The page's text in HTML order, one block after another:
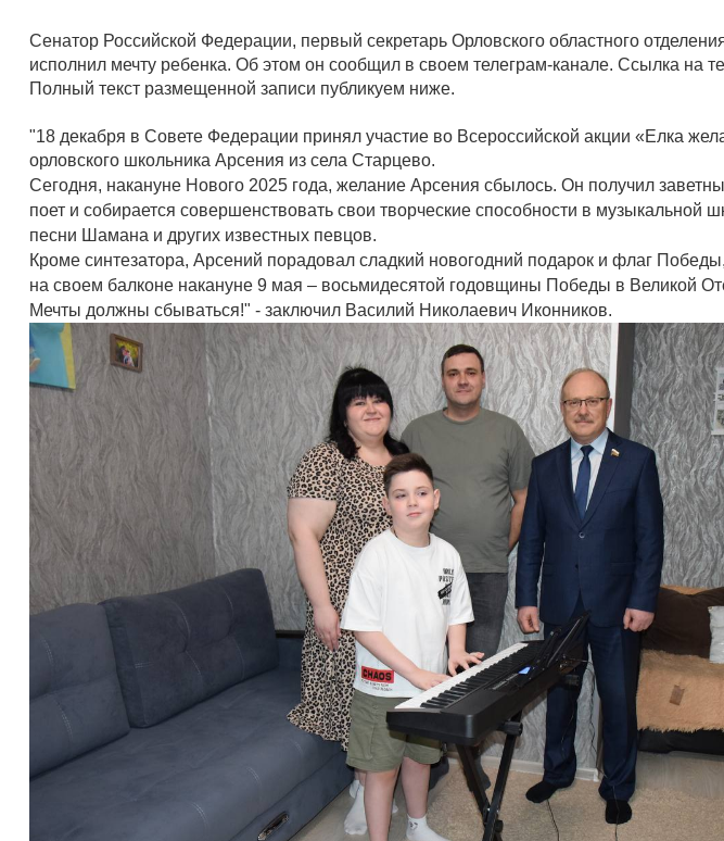
Сенатор Российской Федерации, первый секретарь Орловского областного
исполнил мечту ребенка. Об этом он сообщил в своем телеграм-канале. Ссылка на
Полный текст размещенной записи публикуем ниже.
"18 декабря в Совете Федерации принял участие во Всероссийской акции «Елка
орловского школьника Арсения из села Старцево.
Сегодня, накануне Нового 2025 года, желание Арсения сбылось. Он получил
поет и собирается совершенствовать свои творческие способности в музыкальной
песни Шамана и других известных певцов.
Кроме синтезатора, Арсений порадовал сладкий новогодний подарок и флаг
на своем балконе накануне 9 мая – восьмидесятой годовщины Победы в Великой
Мечты должны сбываться!" - заключил Василий Николаевич Иконников.